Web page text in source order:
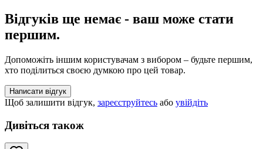
Відгуків ще немає - ваш може стати
першим.
Допоможіть іншим користувачам з вибором – будьте першим,
хто поділиться своєю думкою про цей товар.
Написати відгук
Щоб залишити відгук, зареєструйтесь або увійдіть
Дивіться також